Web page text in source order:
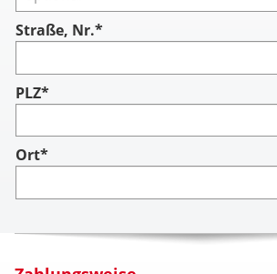
Straße, Nr.*
PLZ*
Ort*